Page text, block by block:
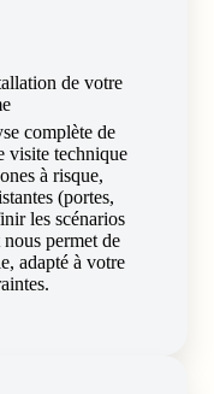
de votre
complète de
visite technique
à risque,
(portes,
les scénarios
permet de
adapté à votre